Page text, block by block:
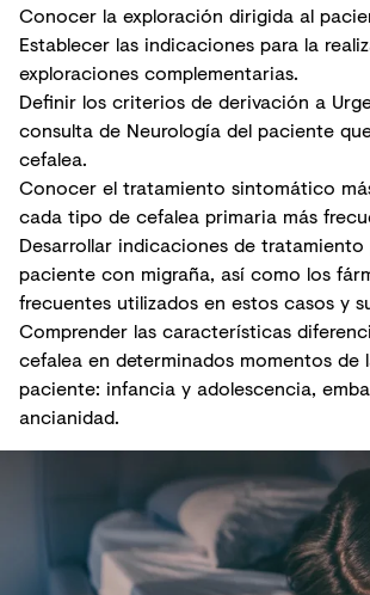
Conocer la exploración dirigida al
Establecer las indicaciones para la
exploraciones complementarias.
Definir los criterios de derivación a
consulta de Neurología del paciente
cefalea.
Conocer el tratamiento sintomático
cada tipo de cefalea primaria más
Desarrollar indicaciones de tratamiento
paciente con migraña, así como los
frecuentes utilizados en estos casos y
Comprender las características
cefalea en determinados momentos de
paciente: infancia y adolescencia,
ancianidad.